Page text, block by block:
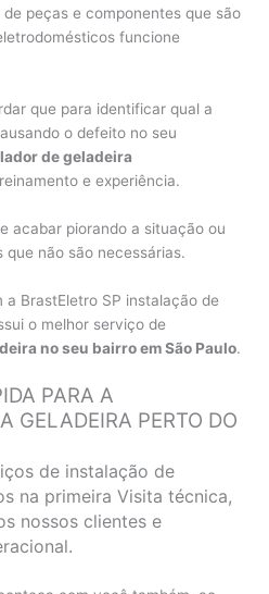
peças e componentes que são
funcione
que para identificar qual a
o defeito no seu
de geladeira
e experiência.
acabar piorando a situação ou
não são necessárias.
BrastEletro SP instalação de
o melhor serviço de
no seu bairro em São Paulo.
PARA A
GELADEIRA PERTO DO
de instalação de
na primeira Visita técnica,
nossos clientes e